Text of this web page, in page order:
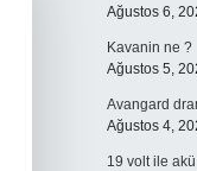
Ağustos 6,
Kavanin ne ?
Ağustos 5,
Avangard
Ağustos 4,
19 volt ile